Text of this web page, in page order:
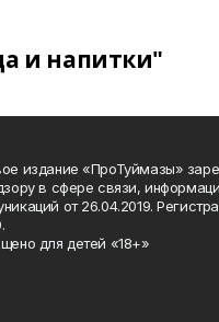
и напитки"
издание «ПроТуймазы»
в сфере связи,
от 26.04.2019.
для детей «18+»